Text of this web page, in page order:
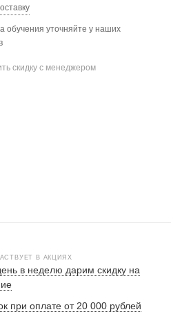
обучения уточняйте у наших
скидку с менеджером
В АКЦИЯХ
в неделю дарим скидку на
при оплате от 20 000 рублей